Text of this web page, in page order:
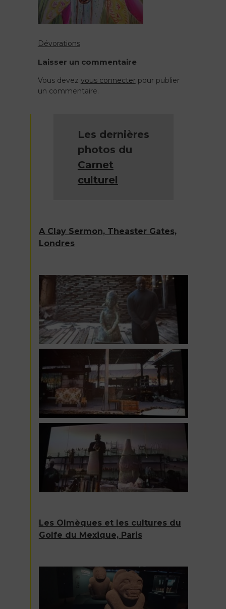
Navigation
de
l’article
Dévorations
Laisser un commentaire
Vous devez vous connecterpour publier
un commentaire.
Les dernières
photos du
Carnet
culturel
A Clay Sermon, Theaster Gates,
Londres
Les Olmèques et les cultures du
Golfe du Mexique, Paris